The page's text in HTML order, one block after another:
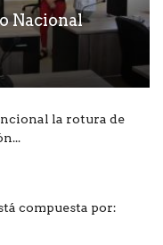
Nacional
la rotura de
compuesta por: